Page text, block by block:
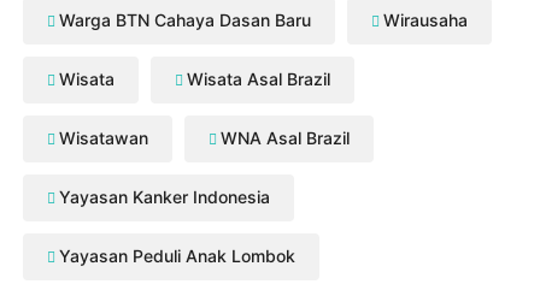
Warga BTN Cahaya Dasan Baru Wirausaha
Wisata Wisata Asal Brazil
Wisatawan WNA Asal Brazil
Yayasan Kanker Indonesia
Yayasan Peduli Anak Lombok